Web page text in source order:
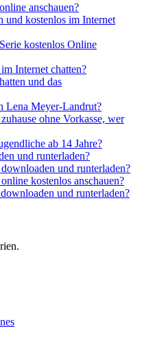
anschauen?
und kostenlos im Internet
kostenlos Online
Internet chatten?
und das
Lena Meyer-Landrut?
ohne Vorkasse, wer
ab 14 Jahre?
und runterladen?
und runterladen?
kostenlos anschauen?
und runterladen?